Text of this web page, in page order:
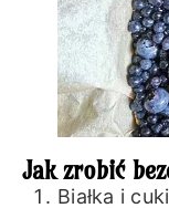
Jak zrobić
Białka i